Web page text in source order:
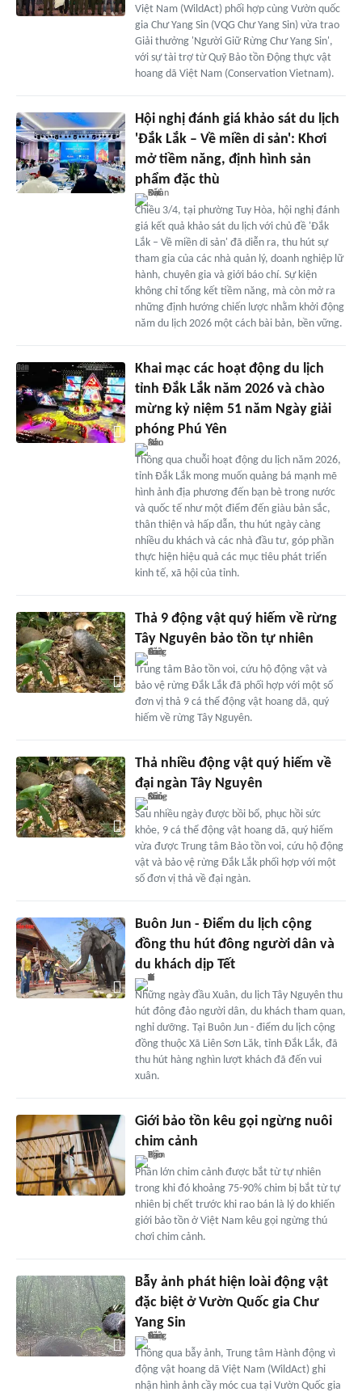
Việt Nam (WildAct) phối hợp cùng Vườn quốc
gia Chư Yang Sin (VQG Chư Yang Sin) vừa trao
Giải thưởng 'Người Giữ Rừng Chư Yang Sin',
với sự tài trợ từ Quỹ Bảo tồn Động thực vật
hoang dã Việt Nam (Conservation Vietnam).
Hội nghị đánh giá khảo sát du lịch
'Đắk Lắk – Về miền di sản': Khơi
mở tiềm năng, định hình sản
phẩm đặc thù
Chiều 3/4, tại phường Tuy Hòa, hội nghị đánh
giá kết quả khảo sát du lịch với chủ đề 'Đắk
Lắk – Về miền di sản' đã diễn ra, thu hút sự
tham gia của các nhà quản lý, doanh nghiệp lữ
hành, chuyên gia và giới báo chí. Sự kiện
không chỉ tổng kết tiềm năng, mà còn mở ra
những định hướng chiến lược nhằm khởi động
năm du lịch 2026 một cách bài bản, bền vững.
Khai mạc các hoạt động du lịch
tỉnh Đắk Lắk năm 2026 và chào
mừng kỷ niệm 51 năm Ngày giải
phóng Phú Yên
Thông qua chuỗi hoạt động du lịch năm 2026,
tỉnh Đắk Lắk mong muốn quảng bá mạnh mẽ
hình ảnh địa phương đến bạn bè trong nước
và quốc tế như một điểm đến giàu bản sắc,
thân thiện và hấp dẫn, thu hút ngày càng
nhiều du khách và các nhà đầu tư, góp phần
thực hiện hiệu quả các mục tiêu phát triển
kinh tế, xã hội của tỉnh.
Thả 9 động vật quý hiếm về rừng
Tây Nguyên bảo tồn tự nhiên
Trung tâm Bảo tồn voi, cứu hộ động vật và
bảo vệ rừng Đắk Lắk đã phối hợp với một số
đơn vị thả 9 cá thể động vật hoang dã, quý
hiếm về rừng Tây Nguyên.
Thả nhiều động vật quý hiếm về
đại ngàn Tây Nguyên
Sau nhiều ngày được bồi bổ, phục hồi sức
khỏe, 9 cá thể động vật hoang dã, quý hiếm
vừa được Trung tâm Bảo tồn voi, cứu hộ động
vật và bảo vệ rừng Đắk Lắk phối hợp với một
số đơn vị thả về đại ngàn.
Buôn Jun - Điểm du lịch cộng
đồng thu hút đông người dân và
du khách dịp Tết
Những ngày đầu Xuân, du lịch Tây Nguyên thu
hút đông đảo người dân, du khách tham quan,
nghỉ dưỡng. Tại Buôn Jun - điểm du lịch cộng
đồng thuộc Xã Liên Sơn Lăk, tỉnh Đắk Lắk, đã
thu hút hàng nghìn lượt khách đã đến vui
xuân.
Giới bảo tồn kêu gọi ngừng nuôi
chim cảnh
Phần lớn chim cảnh được bắt từ tự nhiên
trong khi đó khoảng 75-90% chim bị bắt từ tự
nhiên bị chết trước khi rao bán là lý do khiến
giới bảo tồn ở Việt Nam kêu gọi ngừng thú
chơi chim cảnh.
Bẫy ảnh phát hiện loài động vật
đặc biệt ở Vườn Quốc gia Chư
Yang Sin
Thông qua bẫy ảnh, Trung tâm Hành động vì
động vật hoang dã Việt Nam (WildAct) ghi
nhận hình ảnh cầy móc cua tại Vườn Quốc gia